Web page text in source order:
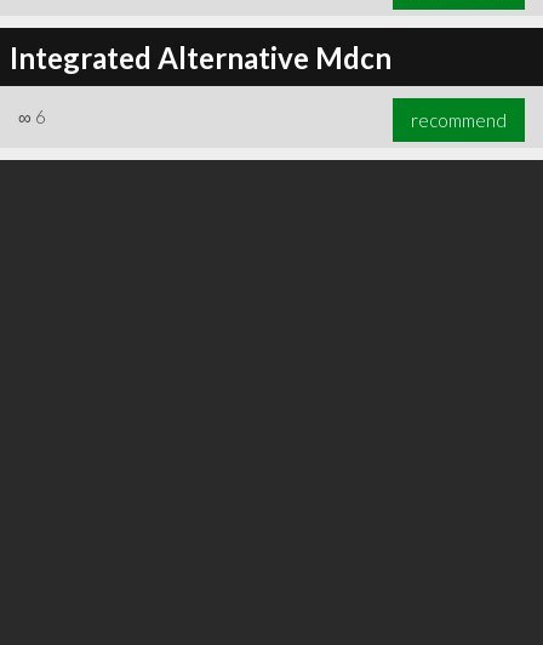
Integrated Alternative Mdcn
∞ 6 recommend